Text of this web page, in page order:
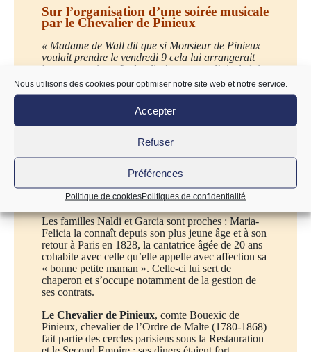
Nous utilisons des cookies pour optimiser notre site web et notre service.
Accepter
Refuser
Préférences
Politique de cookiesPolitiques de confidentialité
Sur l’organisation d’une soirée musicale
par le Chevalier de Pinieux
« Madame de Wall dit que si Monsieur de Pinieux
voulait prendre le vendredi 9 cela lui arrangerait
beaucoup mieux. Le lundi n’a pas trop l’air de lui
convenirainsi bonne petite maman fais moi savoir.
Je ne vais pas moi-même te donner la réponse
parce qu’il pleut et qu’il ne vaut pas la peine que
je me mouille. Je disil, c’est le temps.
est la veuve du chanteur Giuseppe
rue Laffitte) ; elle est aussi la mère de la soprano
Carolina Naldi (1801-1876) qui épousera le comte
de Sparre.
Les familles Naldi et Garcia sont proches : Maria-
Felicia la connaît depuis son plus jeune âge et à son
retour à Paris en 1828, la cantatrice âgée de 20 ans
cohabite avec celle qu’elle appelle avec affection sa
« bonne petite maman ». Celle-ci lui sert de
chaperon et s’occupe notamment de la gestion de
ses contrats.
Le Chevalier de Pinieux, comte Bouexic de
Pinieux, chevalier de l’Ordre de Malte (1780-1868)
fait partie des cercles parisiens sous la Restauration